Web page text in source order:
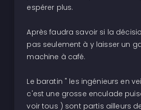
espérer plus.
Après faudra savoir si la
pas seulement à y laisser un
machine à café.
Le baratin " les ingénieurs en
c'est une grosse enculade
voir tous ) sont partis ailleurs